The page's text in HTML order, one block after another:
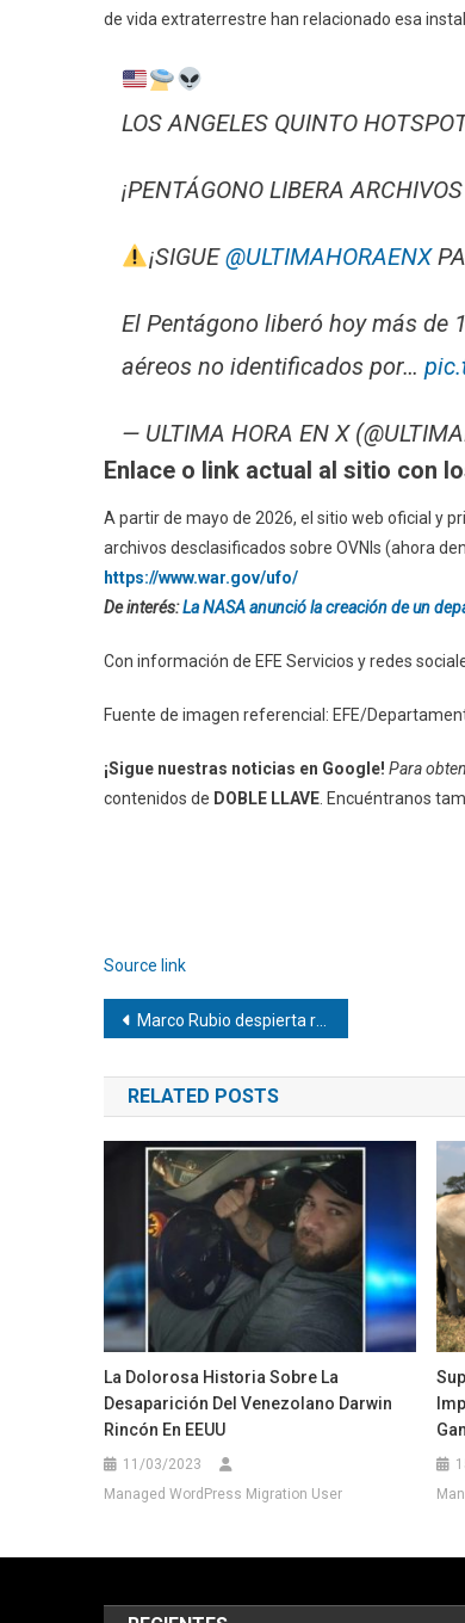
de vida extraterrestre han relacionado esa
LOS ANGELES QUINTO
¡PENTÁGONO LIBERA
¡SIGUE@ULTIMAHORAENX
El Pentágono liberó hoy más de
aéreos no identificados por…
— ULTIMA HORA EN X
Enlace o link actual al sitio con
A partir de mayo de 2026, el sitio web oficial y
archivos desclasificados sobre OVNIs (ahora
https://www.war.gov/ufo/
De interés:La NASA anunció la creación de un
Con información de EFE Servicios y redes
Fuente de imagen referencial: EFE/
¡Sigue nuestras noticias en Google! Para
contenidos de DOBLE LLAVE . Encuéntranos
Source link
Navegación
de
entradas
Marco Rubio despierta rumores presidenciales tras rueda de prensa en la Casa Blanca
RELATED POSTS
La Dolorosa Historia Sobre La
Desaparición Del Venezolano Darwin
Rincón En EEUU
11/03/2023
Managed WordPress Migration User